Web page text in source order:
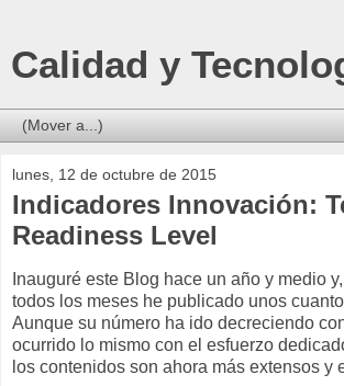
Calidad y
lunes, 12 de octubre de 2015
Indicadores Innovación:
Readiness Level
Inauguré este Blog hace un año y medio
todos los meses he publicado unos
Aunque su número ha ido decreciendo
ocurrido lo mismo con el esfuerzo
los contenidos son ahora más extensos y